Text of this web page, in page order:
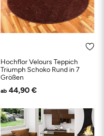
Hochflor Velours Teppich
Triumph Schoko Rund in 7
Größen
ab 44,90 €